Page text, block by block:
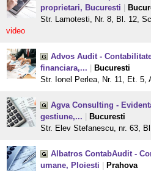
proprietari, Bucuresti
Str. Lamotesti, Nr. 8, Bl. 12,
video
Advos Audit -
financiara,...
Bucuresti
Str. Ionel Perlea, Nr. 11, Et. 5,
Agva Consulting -
gestiune,...
Bucuresti
Str. Elev Stefanescu, nr. 63,
Albatros ContabAudit -
umane, Ploiesti
Prahova